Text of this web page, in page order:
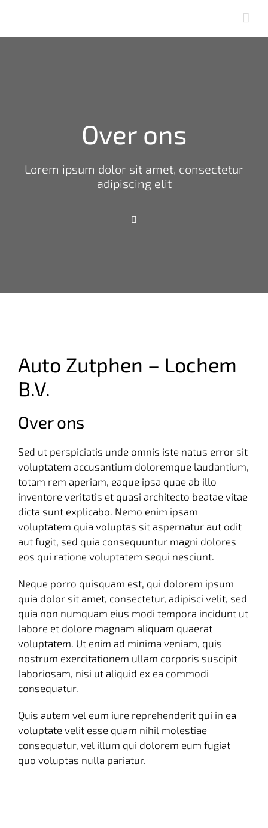
content
Over ons
Lorem ipsum dolor sit amet, consectetur
adipiscing elit
Auto Zutphen – Lochem
B.V.
Over ons
Sed ut perspiciatis unde omnis iste natus error sit
voluptatem accusantium doloremque laudantium,
totam rem aperiam, eaque ipsa quae ab illo
inventore veritatis et quasi architecto beatae vitae
dicta sunt explicabo. Nemo enim ipsam
voluptatem quia voluptas sit aspernatur aut odit
aut fugit, sed quia consequuntur magni dolores
eos qui ratione voluptatem sequi nesciunt.
Neque porro quisquam est, qui dolorem ipsum
quia dolor sit amet, consectetur, adipisci velit, sed
quia non numquam eius modi tempora incidunt ut
labore et dolore magnam aliquam quaerat
voluptatem. Ut enim ad minima veniam, quis
nostrum exercitationem ullam corporis suscipit
laboriosam, nisi ut aliquid ex ea commodi
consequatur.
Quis autem vel eum iure reprehenderit qui in ea
voluptate velit esse quam nihil molestiae
consequatur, vel illum qui dolorem eum fugiat
quo voluptas nulla pariatur.